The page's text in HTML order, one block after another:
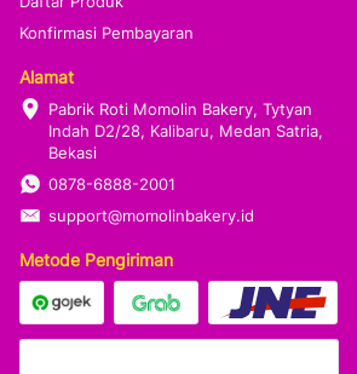
Konfirmasi Pembayaran
Alamat
Pabrik Roti Momolin Bakery, Tytyan
Indah D2/28, Kalibaru, Medan Satria,
Bekasi
0878-6888-2001
support@momolinbakery.id
Metode Pengiriman